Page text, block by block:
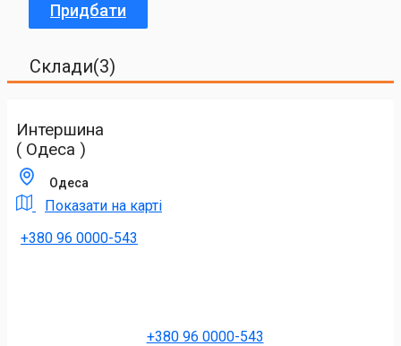
Придбати
Склади(3)
Интершина
( Одеса )
Одеса
Показати на карті
+380 96 0000-543
+380 96 0000-543